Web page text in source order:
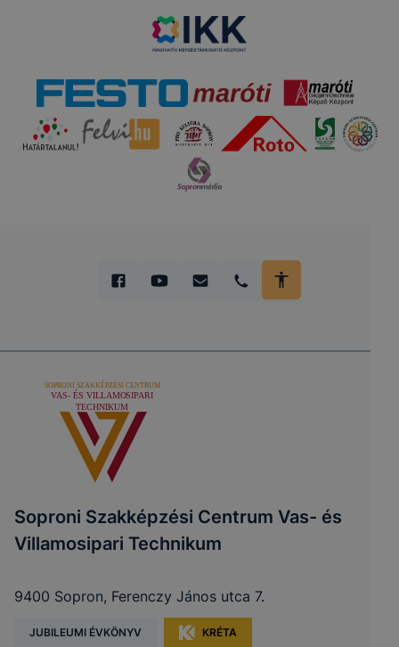
Soproni Szakképzési Centrum Vas- és
Villamosipari Technikum
9400 Sopron, Ferenczy János utca 7.
JUBILEUMI ÉVKÖNYV KRÉTA